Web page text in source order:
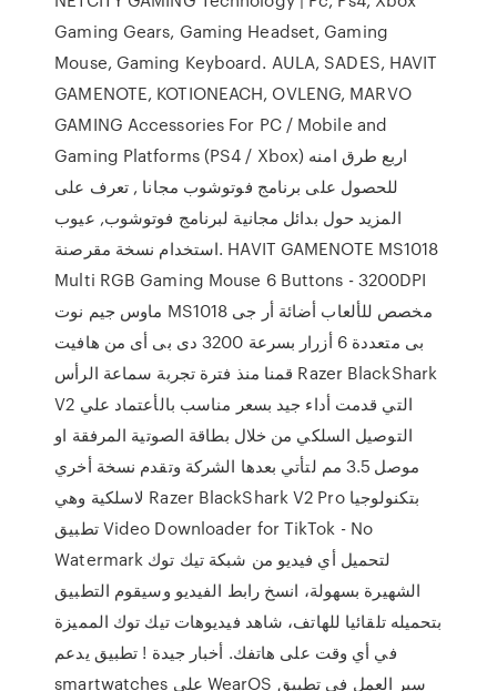
Gaming Gears, Gaming Headset, Gaming
Mouse, Gaming Keyboard. AULA, SADES, HAVIT
GAMENOTE, KOTIONEACH, OVLENG, MARVO
GAMING Accessories For PC / Mobile and
Gaming Platforms (PS4 / Xbox) اربع طرق امنه
للحصول على برنامج فوتوشوب مجانا , تعرف على
المزيد حول بدائل مجانية لبرنامج فوتوشوب, عيوب
استخدام نسخة مقرصنة. HAVIT GAMENOTE MS1018
Multi RGB Gaming Mouse 6 Buttons - 3200DPI
ماوس جيم نوت MS1018 مخصص للألعاب أضائة أر جى
بى متعددة 6 أزرار بسرعة 3200 دى بى أى من هافيت
قمنا منذ فترة تجربة سماعة الرأس Razer BlackShark
V2 التي قدمت أداء جيد بسعر مناسب بالأعتماد علي
التوصيل السلكي من خلال بطاقة الصوتية المرفقة او
موصل 3.5 مم لتأتي بعدها الشركة وتقدم نسخة أخري
لاسلكية وهي Razer BlackShark V2 Pro بتكنولوجيا
تطبيق Video Downloader for TikTok - No
Watermark لتحميل أي فيديو من شبكة تيك توك
الشهيرة بسهولة، انسخ رابط الفيديو وسيقوم التطبيق
بتحميله تلقائيا للهاتف، شاهد فيديوهات تيك توك المميزة
في أي وقت على هاتفك. أخبار جيدة ! تطبيق يدعم
smartwatches على WearOS سير العمل في تطبيق